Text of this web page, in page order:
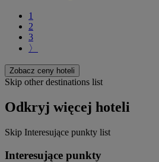
1
2
3
〉
Zobacz ceny hoteli
Skip other destinations list
Odkryj więcej hoteli
Skip Interesujące punkty list
Interesujące punkty